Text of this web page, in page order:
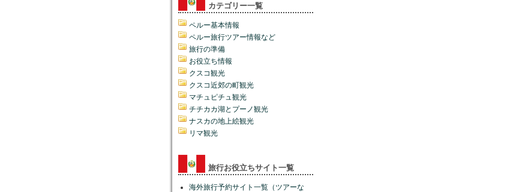
カテゴリー一覧
ペルー基本情報
ペルー旅行ツアー情報など
旅行の準備
お役立ち情報
クスコ観光
クスコ近郊の町観光
マチュピチュ観光
チチカカ湖とプーノ観光
ナスカの地上絵観光
リマ観光
旅行お役立ちサイト一覧
海外旅行予約サイト一覧（ツアーな